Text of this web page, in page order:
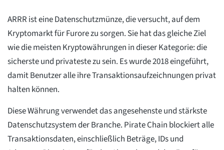
ARRR ist eine Datenschutzmünze, die versucht, auf dem
Kryptomarkt für Furore zu sorgen. Sie hat das gleiche Ziel
wie die meisten Kryptowährungen in dieser Kategorie: die
sicherste und privateste zu sein. Es wurde 2018 eingeführt,
damit Benutzer alle ihre Transaktionsaufzeichnungen privat
halten können.
Diese Währung verwendet das angesehenste und stärkste
Datenschutzsystem der Branche. Pirate Chain blockiert alle
Transaktionsdaten, einschließlich Beträge, IDs und